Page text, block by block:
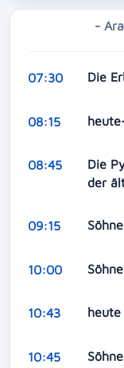
-
07:30 Die
08:15
08:45
Die
der
09:15
10:00
10:43 heute
10:45